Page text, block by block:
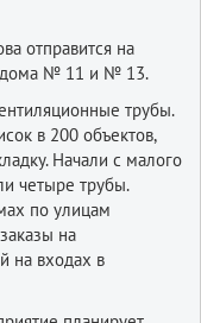
отправится на
дома № 11 и № 13.
трубы.
в 200 объектов,
Начали с малого
четыре трубы.
по улицам
на
на входах в